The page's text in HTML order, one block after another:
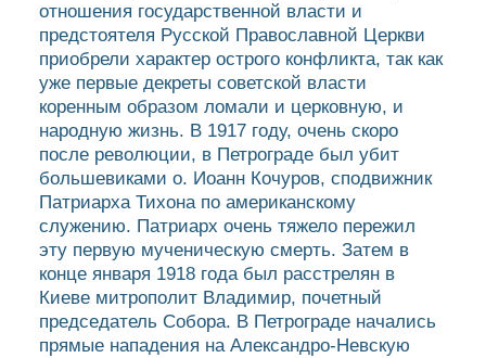
отношения государственной власти и
предстоятеля Русской Православной Церкви
приобрели характер острого конфликта, так как
уже первые декреты советской власти
коренным образом ломали и церковную, и
народную жизнь. В 1917 году, очень скоро
после революции, в Петрограде был убит
большевиками о. Иоанн Кочуров, сподвижник
Патриарха Тихона по американскому
служению. Патриарх очень тяжело пережил
эту первую мученическую смерть. Затем в
конце января 1918 года был расстрелян в
Киеве митрополит Владимир, почетный
председатель Собора. В Петрограде начались
прямые нападения на Александро-Невскую